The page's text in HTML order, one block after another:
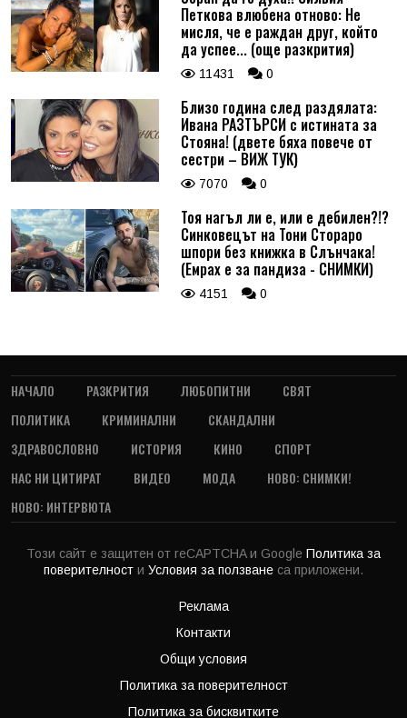
Петкова влюбена отново: Не
мисля, че е раждан друг, който
да успее... (още разкрития)
11431 0
Близо година след раздялата:
Ивана РАЗТЪРСИ с истината за
Стояна! (двете бяха повече от
сестри – ВИЖ ТУК)
7070 0
Тоя нагъл ли е, или е дебилен?!?
Синковецът на Тони Стораро
шпори без книжка в Слънчака!
(Емрах е за пандиза - СНИМКИ)
4151 0
НАЧАЛО РАЗКРИТИЯ ЛЮБОПИТНИ
СВЯТ
ПОЛИТИКА
КРИМИНАЛНИ
СКАНДАЛНИ
ЗДРАВОСЛОВНО
ИСТОРИЯ КИНО
СПОРТ
НАС НИ ЦИТИРАТ
ВИДЕО МОДА
НОВО: СНИМКИ!
НОВО: ИНТЕРВЮТА
Този сайт е защитен от reCAPTCHA и Google Политика за
поверителност и Условия за ползване са приложени.
Реклама
Контакти
Общи условия
Политика за поверителност
Политика за бисквитките